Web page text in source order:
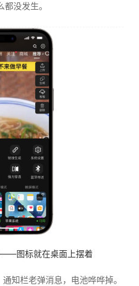
都没发生。
图标就在桌面上摆着
知栏老弹消息，电池哗哗掉。